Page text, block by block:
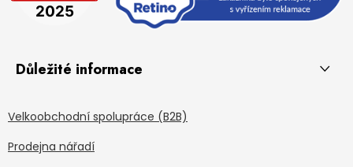
Důležité informace
Velkoobchodní spolupráce (B2B)
Prodejna nářadí